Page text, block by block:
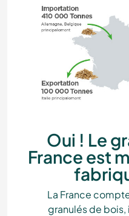
Oui ! Le
France est
La France
granulés de